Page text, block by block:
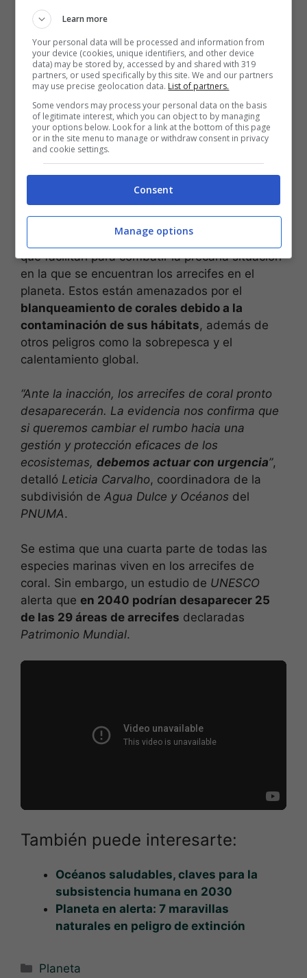
El mapeo de Allen Coral Atlas. (Foto: National Centers for
Coastal Ocean Science)
En alianza conPlanet Labs, la flota más grande
de satélites del mundo, se podrá capturar y
proveerimágenes de alta resolución
actualizados. Y cualquier ciudadano puede
acceder a estos mapas en tiempo real.
Lo más importante es la información científica
que facilitan para combatir la precaria situación
en la que se encuentran los arrecifes en el
planeta. Estos están amenazados por el
blanqueamiento de corales debido a la
contaminación de sus hábitats, además de
otros peligros como la sobrepesca y el
calentamiento global.
“Ante la inacción, los arrecifes de coral pronto
desaparecerán. La evidencia nos confirma que
si queremos cambiar el rumbo hacia una
gestión y protección eficaces de los
ecosistemas, debemos actuar con urgencia”,
detalló Leticia Carvalho, coordinadora de la
subdivisión de Agua Dulce y Océanos del
PNUMA.
Se estima que una cuarta parte de todas las
especies marinas viven en los arrecifes de
coral. Sin embargo, un estudio de UNESCO
alerta que en 2040 podrían desaparecer 25
de las 29 áreas de arrecifes declaradas
Patrimonio Mundial.
También puede interesarte:
Océanos saludables, claves para la
subsistencia humana en 2030
Planeta en alerta: 7 maravillas
naturales en peligro de extinción
Categorías
Planeta
Learn more
Your personal data will be processed and information from
your device (cookies, unique identifiers, and other device
data) may be stored by, accessed by and shared with 319
partners, or used specifically by this site. We and our partners
may use precise geolocation data. List of partners.
Some vendors may process your personal data on the basis
of legitimate interest, which you can object to by managing
your options below. Look for a link at the bottom of this page
or in the site menu to manage or withdraw consent in privacy
and cookie settings.
Consent
Manage options